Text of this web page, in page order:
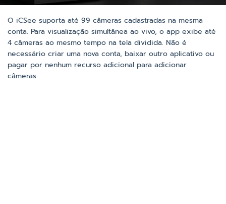
O iCSee suporta até 99 câmeras cadastradas na mesma
conta. Para visualização simultânea ao vivo, o app exibe até
4 câmeras ao mesmo tempo na tela dividida. Não é
necessário criar uma nova conta, baixar outro aplicativo ou
pagar por nenhum recurso adicional para adicionar
câmeras.